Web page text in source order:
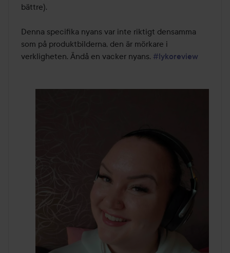
bättre).
Denna specifika nyans var inte riktigt densamma
som på produktbilderna, den är mörkare i
verkligheten. Ändå en vacker nyans. #lykoreview